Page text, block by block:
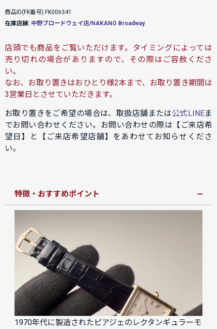
商品ID(FK番号):FK006341
在庫店舗: 中野ブロードウェイ店/NAKANO Broadway
店頭でも商品をご覧いただけます。タイミングによっては
売り切れの場合がありますので、その際はご容赦くださ
い。
なお、お取り置きはおひとり様2本まで、お取り置き期間は
3営業日とさせていただきます。
お取り置きをご希望の場合は、取扱店舗または公式LINEま
でお問い合わせください。お問い合わせの際は【ご来店希
望日】と【ご来店希望店舗】をあわせてお知らせくださ
い。
特徴・おすすめポイント
1970年代に製造されたピアジェのレクタンギュラーモ